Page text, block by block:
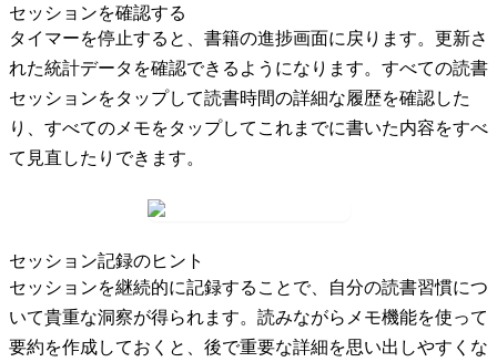
セッションを確認する
タイマーを停止すると、書籍の進捗画面に戻ります。更新さ
れた統計データを確認できるようになります。 すべての読書
セッションをタップして読書時間の詳細な履歴を確認した
り、 すべてのメモをタップしてこれまでに書いた内容をすべ
て見直したりできます。
セッション記録のヒント
セッションを継続的に記録することで、自分の読書習慣につ
いて貴重な洞察が得られます。読みながらメモ機能を使って
要約を作成しておくと、後で重要な詳細を思い出しやすくな